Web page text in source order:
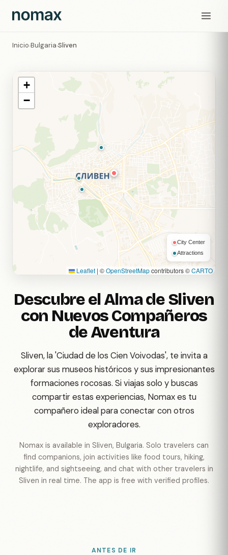
Inicio›Bulgaria›Sliven
Descubre el Alma de Sliven
con Nuevos Compañeros
de Aventura
Sliven, la 'Ciudad de los Cien Voivodas', te invita a
explorar sus museos históricos y sus impresionantes
formaciones rocosas. Si viajas solo y buscas
compartir estas experiencias, Nomax es tu
compañero ideal para conectar con otros
exploradores.
Nomax is available in Sliven, Bulgaria. Solo travelers can
find companions, join activities like food tours, hiking,
nightlife, and sightseeing, and chat with other travelers in
Sliven in real time. The app is free with verified profiles.
+
−
City Center
Attractions
Leaflet | ©OpenStreetMapcontributors ©CARTO
ANTES DE IR